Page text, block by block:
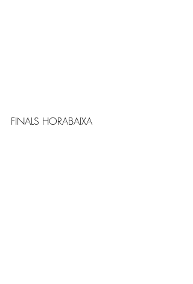
FINALS HORABAIXA